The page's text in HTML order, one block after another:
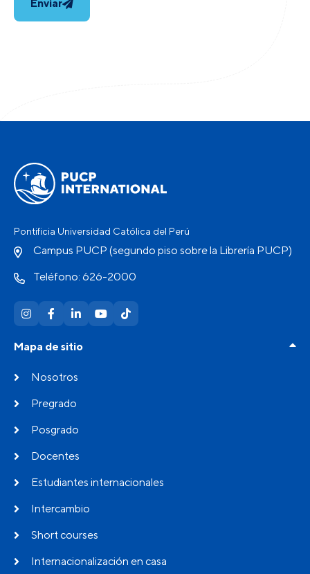
Enviar
Pontificia Universidad Católica del Perú
Campus PUCP (segundo piso sobre la Librería PUCP)
Teléfono: 626-2000
Mapa de sitio
Nosotros
Pregrado
Posgrado
Docentes
Estudiantes internacionales
Intercambio
Short courses
Internacionalización en casa